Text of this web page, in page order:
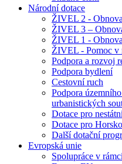
Národní dotace
ŽIVEL 2 -
ŽIVEL 3 –
ŽIVEL 1 -
ŽIVEL - Pomoc
Podpora a rozvoj
Podpora bydlení
Cestovní ruch
Podpora
urbanistických
Dotace pro
Dotace pro
Další dotační
Evropská unie
Spolupráce v